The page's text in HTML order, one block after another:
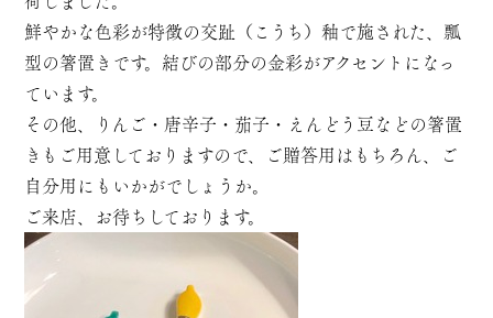
鮮やかな色彩が特徴の交趾（こうち）釉で施された、瓢
型の箸置きです。結びの部分の金彩がアクセントになっ
ています。
その他、りんご・唐辛子・茄子・えんどう豆などの箸置
きもご用意しておりますので、ご贈答用はもちろん、ご
自分用にもいかがでしょうか。
ご来店、お待ちしております。